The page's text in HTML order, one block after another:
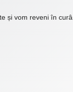
și vom reveni în